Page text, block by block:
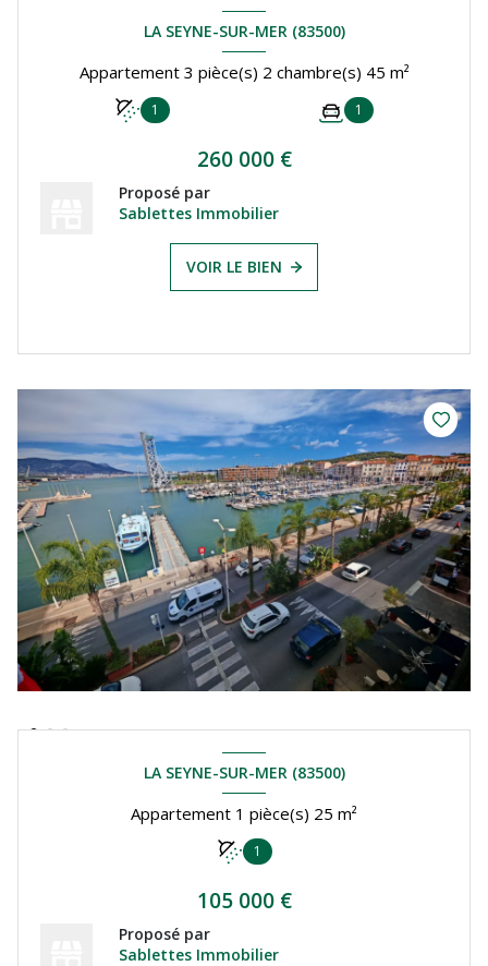
LA SEYNE-SUR-MER (83500)
Appartement 3 pièce(s) 2 chambre(s) 45 m²
1 1
260 000 €
Proposé par
Sablettes Immobilier
VOIR LE BIEN
LA SEYNE-SUR-MER (83500)
Appartement 1 pièce(s) 25 m²
1
105 000 €
Proposé par
Sablettes Immobilier